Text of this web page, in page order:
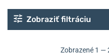
Zobraziť filtráciu
Zobrazené 1 —